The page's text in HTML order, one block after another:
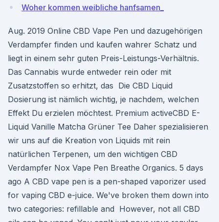
Woher kommen weibliche hanfsamen_
Aug. 2019 Online CBD Vape Pen und dazugehörigen
Verdampfer finden und kaufen wahrer Schatz und
liegt in einem sehr guten Preis-Leistungs-Verhältnis.
Das Cannabis wurde entweder rein oder mit
Zusatzstoffen so erhitzt, das Die CBD Liquid
Dosierung ist nämlich wichtig, je nachdem, welchen
Effekt Du erzielen möchtest. Premium activeCBD E-
Liquid Vanille Matcha Grüner Tee Daher spezialisieren
wir uns auf die Kreation von Liquids mit rein
natürlichen Terpenen, um den wichtigen CBD
Verdampfer Nox Vape Pen Breathe Organics. 5 days
ago A CBD vape pen is a pen-shaped vaporizer used
for vaping CBD e-juice. We've broken them down into
two categories: refillable and However, not all CBD